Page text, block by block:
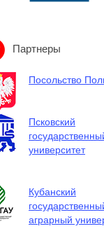
Партнеры
Посольство
Псковский
университет
Кубанский
аграрный